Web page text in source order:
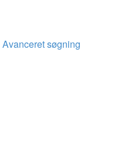
Avanceret søgning